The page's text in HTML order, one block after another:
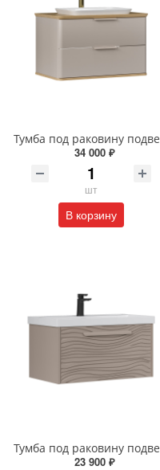
34 000 ₽
шт
В корзину
23 900 ₽